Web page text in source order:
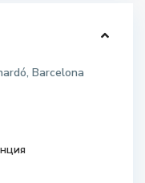
Barcelona